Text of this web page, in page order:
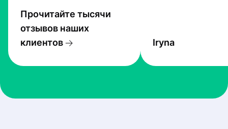
Прочитайте тысячи
отзывов наших
клиентов
Iryna